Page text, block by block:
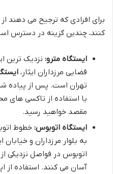
برای افرادی که ترجیح می دهند
کنند، چندین گزینه در دسترس
ایستگاه مترو: نزدیک ترین
قضایی مرزداران ایثار،
تهران است. پس از پیاده
یا استفاده از تاکسی های
مقصد خواهید رسید.
ایستگاه اتوبوس: خطوط
به بلوار مرزداران و
اتوبوس در فواصل نزدیکی
آسان می کنند. استفاده